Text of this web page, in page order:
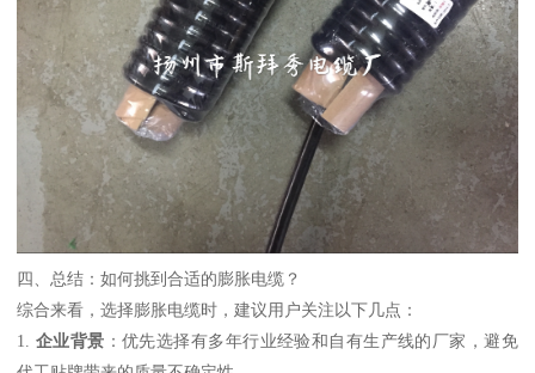
四、总结：如何挑到合适的膨胀电缆？
综合来看，选择膨胀电缆时，建议用户关注以下几点：
1. 企业背景 ：优先选择有多年行业经验和自有生产线的厂家，避免